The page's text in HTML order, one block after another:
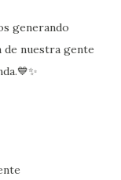
generando
de nuestra gente